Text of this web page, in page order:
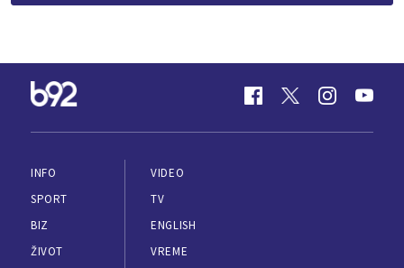
INFO
SPORT
BIZ
ŽIVOT
VIDEO
TV
ENGLISH
VREME